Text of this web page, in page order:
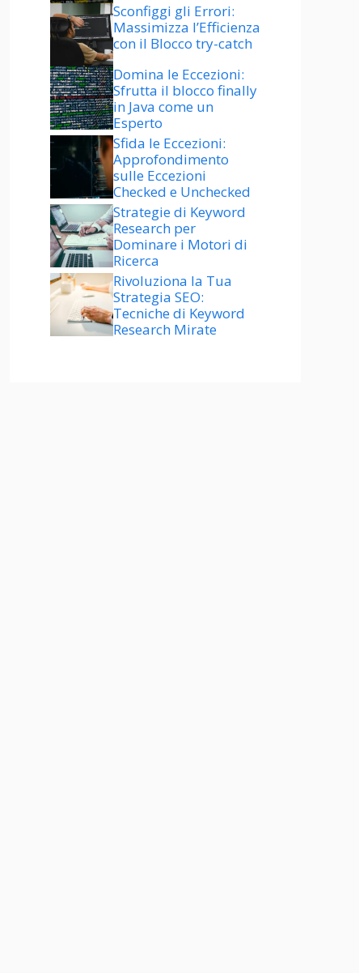
Sconfiggi gli Errori:
Massimizza l’Efficienza
con il Blocco try-catch
Domina le Eccezioni:
Sfrutta il blocco finally
in Java come un
Esperto
Sfida le Eccezioni:
Approfondimento
sulle Eccezioni
Checked e Unchecked
Strategie di Keyword
Research per
Dominare i Motori di
Ricerca
Rivoluziona la Tua
Strategia SEO:
Tecniche di Keyword
Research Mirate